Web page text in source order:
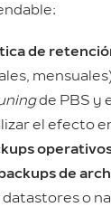
de
de PBS y
el efecto
de
o